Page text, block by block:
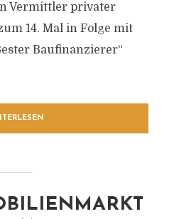
Vermittler privater
14. Mal in Folge mit
Baufinanzierer“